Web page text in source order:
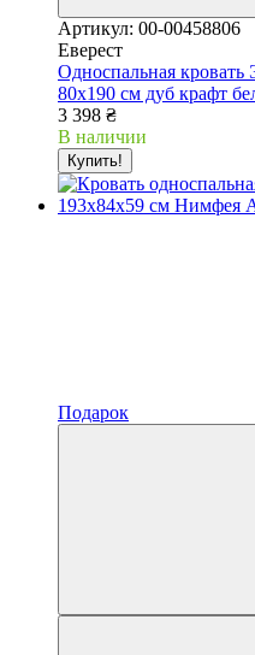
Артикул: 00-00458806
Еверест
Односпальная кровать
80х190 см дуб крафт
3 398 ₴
В наличии
Купить!
Подарок